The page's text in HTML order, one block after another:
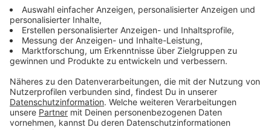
Viele Veranstaltungen in Leverkusen am Wochenende
Martinszüge in Leverkusen finden wie gewohnt
Senioren in Leverkusen mit Schockanrufen
betrogen